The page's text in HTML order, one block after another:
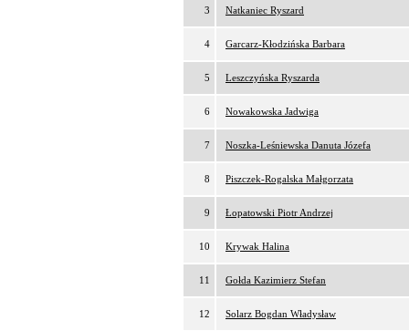
3 Natkaniec Ryszard
4 Garcarz-Kłodzińska Barbara
5 Leszczyńska Ryszarda
6 Nowakowska Jadwiga
7 Noszka-Leśniewska Danuta Józefa
8 Piszczek-Rogalska Małgorzata
9 Łopatowski Piotr Andrzej
10 Krywak Halina
11 Gołda Kazimierz Stefan
12 Solarz Bogdan Władysław